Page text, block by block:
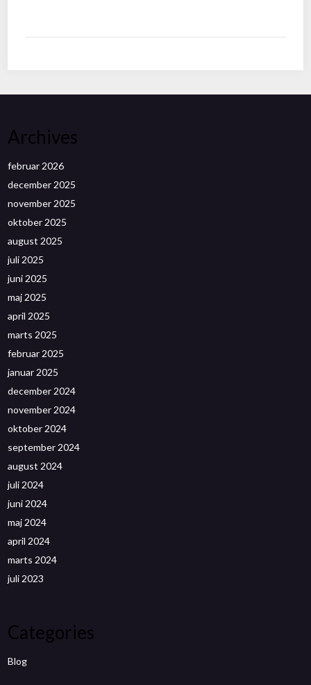
Archives
februar 2026
december 2025
november 2025
oktober 2025
august 2025
juli 2025
juni 2025
maj 2025
april 2025
marts 2025
februar 2025
januar 2025
december 2024
november 2024
oktober 2024
september 2024
august 2024
juli 2024
juni 2024
maj 2024
april 2024
marts 2024
juli 2023
Categories
Blog